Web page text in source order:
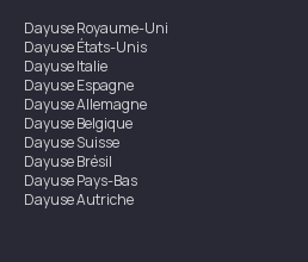
DayuseRoyaume-Uni
DayuseÉtats-Unis
DayuseItalie
DayuseEspagne
DayuseAllemagne
DayuseBelgique
DayuseSuisse
DayuseBrésil
DayusePays-Bas
DayuseAutriche